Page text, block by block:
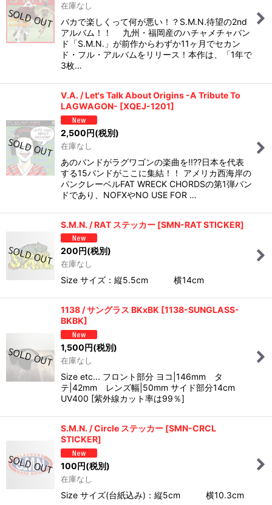
在庫なし
バカで楽しくって何が悪い！？S.M.N.待望の2nd
アルバム！！ 九州・福岡産のハチャメチャバン
ド「S.M.N.」が前作からわずか11ヶ月でセカン
ド・フル・アルバムをリリース！本作は、「1年で
3枚…
V.A. / Let's Talk About Origins -A Tribute To
LAGWAGON- [XQEJ-1201]
2,500円(税別)
在庫なし
あのバンドがラグワゴンの楽曲を!!??日本を代表
する15バンドがここに集結！！ アメリカ西海岸の
パンクレーベルFAT WRECK CHORDSの第1弾バン
ドであり、NOFXやNO USE FOR …
S.M.N. / RAT ステッカー [SMN-RAT STICKER]
200 円(税別)
在庫なし
Size サイズ：縦5.5cm 横14cm
1138 / サングラス BKxBK [1138-SUNGLASS-
BKBK]
1,500円(税別)
在庫なし
Size etc... フロント部分 ヨコ|146mm タ
テ|42mm レンズ幅|50mm サイド部分14cm
UV400 [紫外線カット率は99％]
S.M.N. / Circle ステッカー [SMN-CRCL
STICKER]
100円(税別)
在庫なし
Size サイズ(台紙込み)：縦5cm 横10.3cm